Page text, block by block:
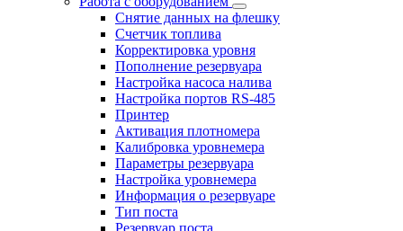
Снятие данных на флешку
Счетчик топлива
Корректировка уровня
Пополнение резервуара
Настройка насоса налива
Настройка портов RS-485
Принтер
Активация плотномера
Калибровка уровнемера
Параметры резервуара
Настройка уровнемера
Информация о резервуаре
Тип поста
Резервуар поста